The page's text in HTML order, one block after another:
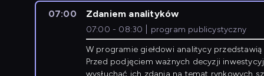
07:00 Zdaniem analityków
07:00 - 08:30
program publicystyczny
W programie giełdowi analitycy
Przed podjęciem ważnych decyzji
wysłuchać ich zdania na temat rynkowych